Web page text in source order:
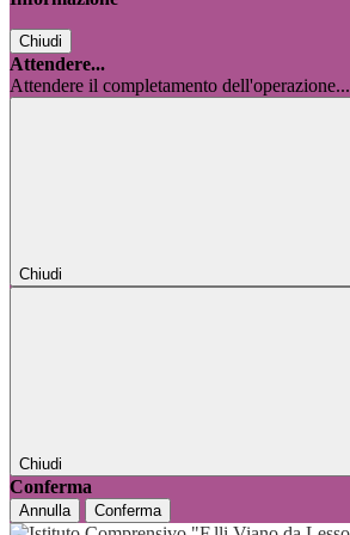
Chiudi
Attendere...
Attendere il completamento dell'operazione...
Chiudi
Chiudi
Conferma
Annulla Conferma